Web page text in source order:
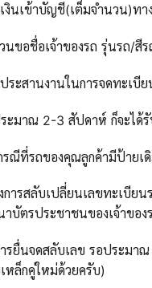
งินเข้าบัญชี(เต็มจำนวน)ทา
นขอชื่อเจ้าของรถ รุ่นรถ/สี
ระสานงานในการจดทะเบี
ะมาณ 2-3 สัปดาห์ ก็จะได้
รณีที่รถของคุณลูกค้ามีป้ายเ
การสลับเปลี่ยนเลขทะเบีย
าบัตรประชาชนของเจ้าขอ
รยื่นจดสลับเลข รอประมา
หล็กคู่ใหม่ด้วยครับ)